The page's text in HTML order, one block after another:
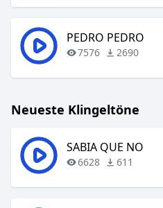
PEDRO PEDRO
7576 2690
Neueste Klingeltöne
SABIA QUE NO
6628 611